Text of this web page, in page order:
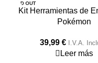
SOLD OUT
HOTKit Herramientas de
Pokémon
39,99 € I.V.A.
Leer más